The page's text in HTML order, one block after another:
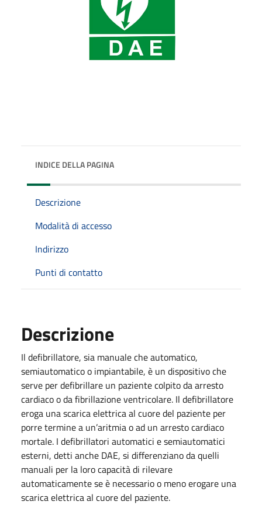
INDICE DELLA PAGINA
Descrizione
Modalità di accesso
Indirizzo
Punti di contatto
Descrizione
Il defibrillatore, sia manuale che automatico,
semiautomatico o impiantabile, è un dispositivo che
serve per defibrillare un paziente colpito da arresto
cardiaco o da fibrillazione ventricolare. Il defibrillatore
eroga una scarica elettrica al cuore del paziente per
porre termine a un’aritmia o ad un arresto cardiaco
mortale. I defibrillatori automatici e semiautomatici
esterni, detti anche DAE, si differenziano da quelli
manuali per la loro capacità di rilevare
automaticamente se è necessario o meno erogare una
scarica elettrica al cuore del paziente.